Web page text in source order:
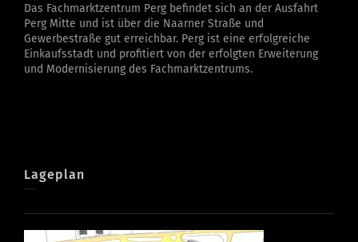
Das Fachmarktzentrum Perg befindet sich an der Ausfahrt
Perg Mitte und ist über die Naarner Straße und
Gewerbestraße gut erreichbar. Perg ist eine erfolgreiche
Einkaufsstadt und profitiert von der erfolgten Erweiterung
und Modernisierung des Fachmarktzentrums.
Lageplan